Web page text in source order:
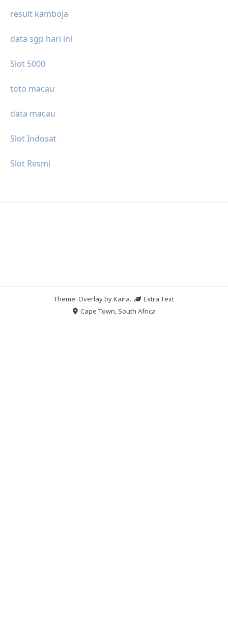
result kamboja
data sgp hari ini
Slot 5000
toto macau
data macau
Slot Indosat
Slot Resmi
Theme: Overlay byKaira.
Extra Text
Cape Town, South Africa